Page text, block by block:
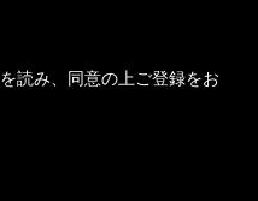
を読み、同意の上ご登録をお